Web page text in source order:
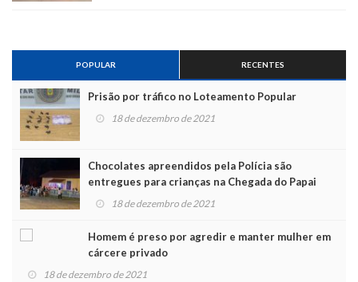
POPULAR RECENTES
Prisão por tráfico no Loteamento Popular
18 de dezembro de 2021
Chocolates apreendidos pela Polícia são
entregues para crianças na Chegada do Papai
Noel
18 de dezembro de 2021
Homem é preso por agredir e manter mulher em
cárcere privado
18 de dezembro de 2021